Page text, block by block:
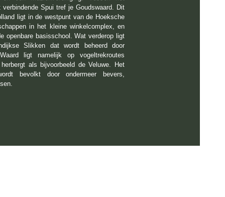
Spui tref je Goudswaard. Dit
ligt in de westpunt van de Hoeksche
in het kleine winkelcomplex, en
openbare basisschool. Wat verderop ligt
Slikken dat wordt beheerd door
ligt namelijk op vogeltrekroutes
als bijvoorbeeld de Veluwe. Het
bevolkt door ondermeer bevers,